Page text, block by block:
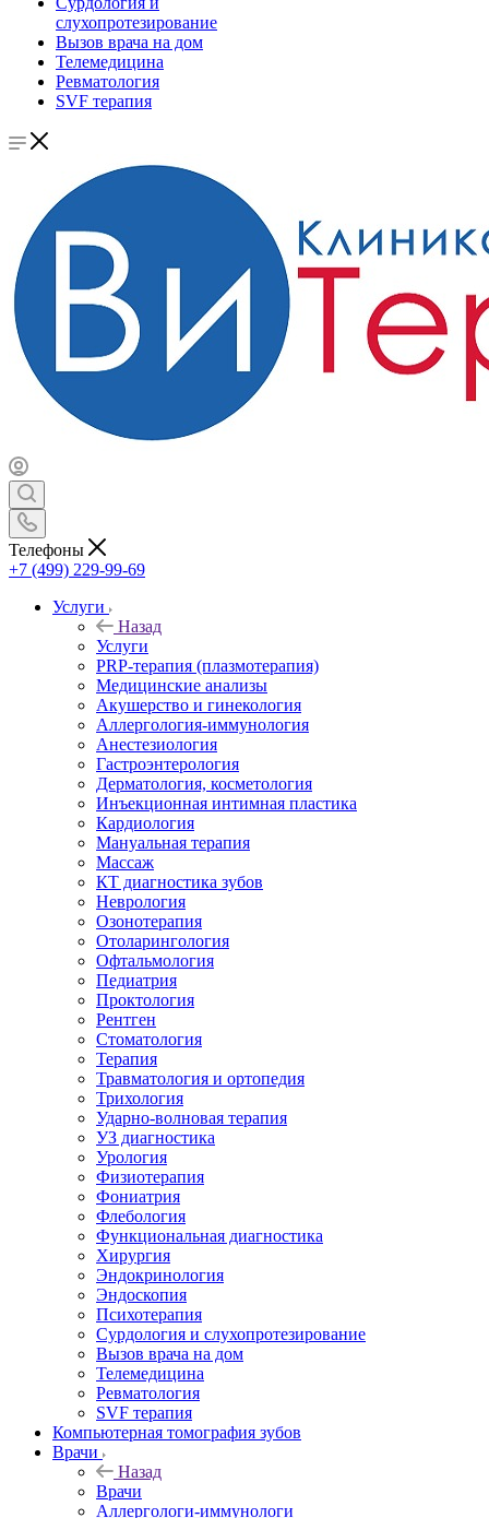
слухопротезирование
Вызов врача на дом
Телемедицина
Ревматология
SVF терапия
Телефоны
+7 (499) 229-99-69
Услуги
Назад
Услуги
PRP-терапия (плазмотерапия)
Медицинские анализы
Акушерство и гинекология
Аллергология-иммунология
Анестезиология
Гастроэнтерология
Дерматология, косметология
Инъекционная интимная пластика
Кардиология
Мануальная терапия
Массаж
КТ диагностика зубов
Неврология
Озонотерапия
Отоларингология
Офтальмология
Педиатрия
Проктология
Рентген
Стоматология
Терапия
Травматология и ортопедия
Трихология
Ударно-волновая терапия
УЗ диагностика
Урология
Физиотерапия
Фониатрия
Флебология
Функциональная диагностика
Хирургия
Эндокринология
Эндоскопия
Психотерапия
Сурдология и слухопротезирование
Вызов врача на дом
Телемедицина
Ревматология
SVF терапия
Компьютерная томография зубов
Врачи
Назад
Врачи
Аллергологи-иммунологи